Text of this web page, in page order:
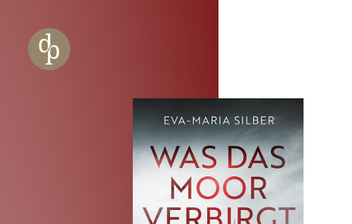
Zur Navigation springen
Zur Website-Suche springen